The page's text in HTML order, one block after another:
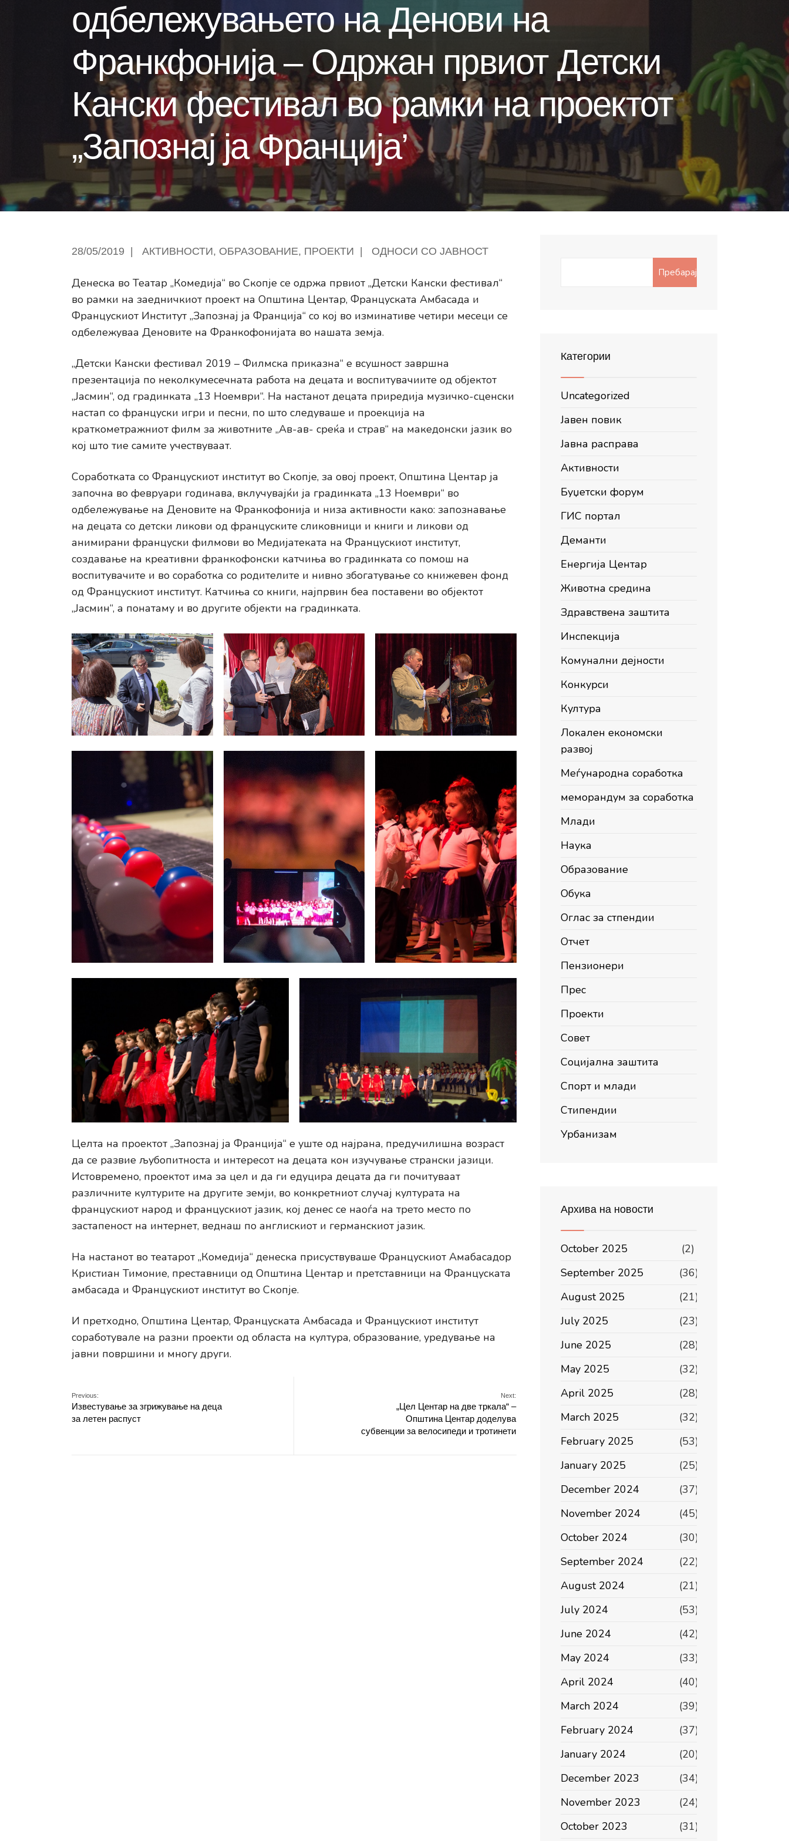
одбележувањето на Денови на
Франкфонија – Одржан првиот Детски
Кански фестивал во рамки на проектот
„Запознај ја Франција’
28/05/2019 АКТИВНОСТИ, ОБРАЗОВАНИЕ, ПРОЕКТИ ОДНОСИ СО ЈАВНОСТ
Денеска во Театар „Комедија“ во Скопје се одржа првиот „Детски Кански фестивал“
во рамки на заедничкиот проект на Општина Центар, Француската Амбасада и
Францускиот Институт „Запознај ја Франција“ со кој во изминативе четири месеци се
одбележуваа Деновите на Франкофонијата во нашата земја.
„Детски Кански фестивал 2019 – Филмска приказна“ е всушност завршна
презентација по неколкумесечната работа на децата и воспитувачиите од објектот
„Јасмин“, од градинката „13 Ноември“. На настанот децата приредија музичко-сценски
настап со француски игри и песни, по што следуваше и проекција на
краткометражниот филм за животните „Ав-ав- среќа и страв“ на македонски јазик во
кој што тие самите учествуваат.
Соработката со Францускиот институт во Скопје, за овој проект, Општина Центар ја
започна во февруари годинава, вклучувајќи ја градинката „13 Ноември“ во
одбележување на Деновите на Франкофонија и низа активности како: запознавање
на децата со детски ликови од француските сликовници и книги и ликови од
анимирани француски филмови во Медијатеката на Францускиот институт,
создавање на креативни франкофонски катчиња во градинката со помош на
воспитувачите и во соработка со родителите и нивно збогатување со книжевен фонд
од Францускиот институт. Катчиња со книги, најпрвин беа поставени во објектот
„Јасмин“, а понатаму и во другите објекти на градинката.
Целта на проектот „Запознај ја Франција“ е уште од најрана, предучилишна возраст
да се развие љубопитноста и интересот на децата кон изучување странски јазици.
Истовремено, проектот има за цел и да ги едуцира децата да ги почитуваат
различните културите на другите земји, во конкретниот случај културата на
францускиот народ и францускиот јазик, кој денес се наоѓа на трето место по
застапеност на интернет, веднаш по англискиот и германскиот јазик.
На настанот во театарот „Комедија“ денеска присуствуваше Францускиот Амабасадор
Кристиан Тимоние, преставници од Општина Центар и претставници на Француската
амбасада и Францускиот институт во Скопје.
И претходно, Општина Центар, Француската Амбасада и Францускиот институт
соработувале на разни проекти од областа на култура, образование, уредување на
јавни површини и многу други.
Previous:
Известување за згрижување на деца
за летен распуст
Next:
„Цел Центар на две тркала“ –
Општина Центар доделува
субвенции за велосипеди и тротинети
Пребарај
Категории
Uncategorized
Јавен повик
Јавна расправа
Активности
Буџетски форум
ГИС портал
Деманти
Енергија Центар
Животна средина
Здравствена заштита
Инспекција
Комунални дејности
Конкурси
Култура
Локален економски
развој
Меѓународна соработка
меморандум за соработка
Млади
Наука
Образование
Обука
Оглас за стпендии
Отчет
Пензионери
Прес
Проекти
Совет
Социјална заштита
Спорт и млади
Стипендии
Урбанизам
Архива на новости
October 2025
(2)
September 2025
(36)
August 2025
(21)
July 2025
(23)
June 2025
(28)
May 2025
(32)
April 2025
(28)
March 2025
(32)
February 2025
(53)
January 2025
(25)
December 2024
(37)
November 2024
(45)
October 2024
(30)
September 2024
(22)
August 2024
(21)
July 2024
(53)
June 2024
(42)
May 2024
(33)
April 2024
(40)
March 2024
(39)
February 2024
(37)
January 2024
(20)
December 2023
(34)
November 2023
(24)
October 2023
(31)